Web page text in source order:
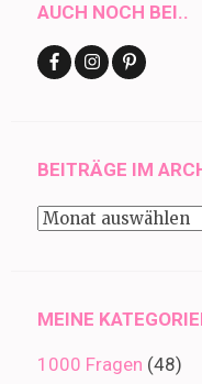
AUCH NOCH BEI..
BEITRÄGE IM
Beiträge
MEINE
1000 Fragen (48)